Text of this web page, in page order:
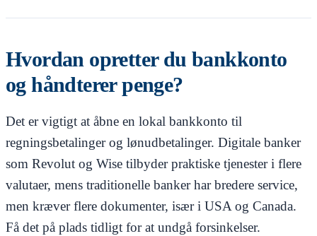
Hvordan opretter du bankkonto
og håndterer penge?
Det er vigtigt at åbne en lokal bankkonto til
regningsbetalinger og lønudbetalinger. Digitale banker
som Revolut og Wise tilbyder praktiske tjenester i flere
valutaer, mens traditionelle banker har bredere service,
men kræver flere dokumenter, især i USA og Canada.
Få det på plads tidligt for at undgå forsinkelser.